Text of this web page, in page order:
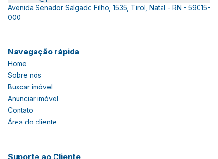
Avenida Senador Salgado Filho, 1535, Tirol, Natal - RN - 59015-
000
Navegação rápida
Home
Sobre nós
Buscar imóvel
Anunciar imóvel
Contato
Área do cliente
Suporte ao Cliente